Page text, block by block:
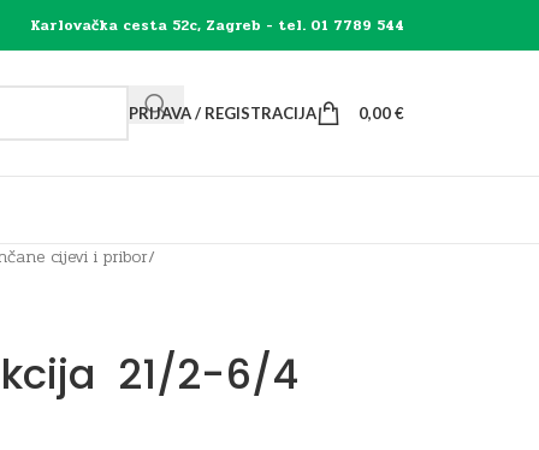
Karlovačka cesta 52c, Zagreb - tel. 01 7789 544
PRIJAVA / REGISTRACIJA 0,00€
cijevi i pribor/
21/2-6/4